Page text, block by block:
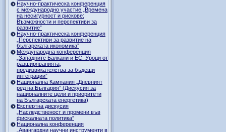
Научно-практическа конференция
с международно участие „Времена
на несигурност и рискове:
Възможности и перспективи за
развитие”
Научно-практическа конференция
„Перспективи за развитие на
българската икономика”
Международна конференция
„Западните Балкани и ЕС. Уроци от
разширяванията,
предизвикателства за бъдещи
интеграции”
Национална Кампания „Дневният
ред на България” (Дискусия за
националните цели и приоритети
на Българската енергетика)
Експертна дискусия
„Наследственост и промени във
фискалната политика”
Национална конференция
„Авангардни научни инструменти в